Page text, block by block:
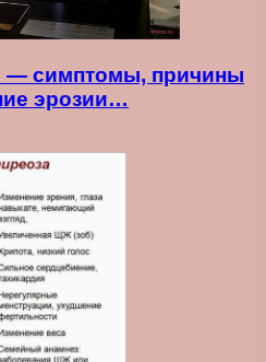
— симптомы, причины
эрозии…